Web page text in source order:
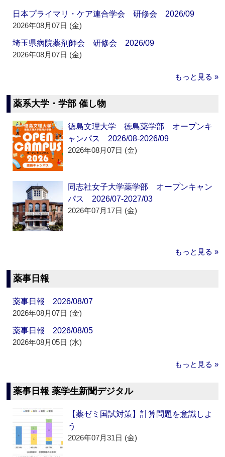
日本プライマリ・ケア連合学会 研修会 2026/09
2026年08月07日 (金)
埼玉県病院薬剤師会 研修会 2026/09
2026年08月07日 (金)
もっと見る »
薬系大学・学部 催し物
徳島文理大学 徳島薬学部 オープンキ
ャンパス 2026/08-2026/09
2026年08月07日 (金)
同志社女子大学薬学部 オープンキャン
パス 2026/07-2027/03
2026年07月17日 (金)
もっと見る »
薬事日報
薬事日報 2026/08/07
2026年08月07日 (金)
薬事日報 2026/08/05
2026年08月05日 (水)
もっと見る »
薬事日報 薬学生新聞デジタル
【薬ゼミ国試対策】計算問題を意識しよ
う
2026年07月31日 (金)